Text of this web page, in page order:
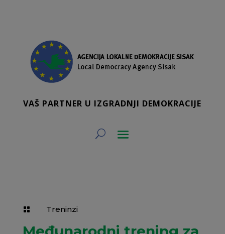
VAŠ PARTNER U IZGRADNJI DEMOKRACIJE
 Treninzi